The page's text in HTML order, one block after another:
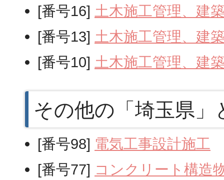
[番号16] 土木施工管理、建
[番号13] 土木施工管理、建
[番号10] 土木施工管理、建
その他の「埼玉県
[番号98] 電気工事設計施工
[番号77] コンクリート構造